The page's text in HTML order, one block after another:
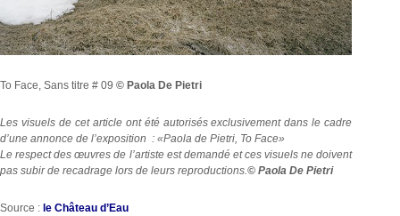
To Face, Sans titre # 09 © Paola De Pietri
Les visuels de cet article ont été autorisés exclusivement dans le cadre
d’une annonce de l’exposition : «Paola de Pietri, To Face»
Le respect des œuvres de l’artiste est demandé et ces visuels ne doivent
pas subir de recadrage lors de leurs reproductions.© Paola De Pietri
Source : le Château d’Eau